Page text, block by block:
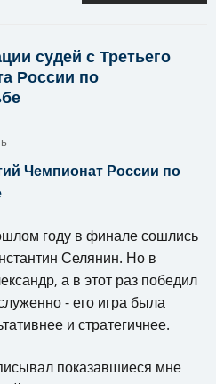
судей с Третьего
России по
Чемпионат России по
году в финале сошлись
Селянин. Но в
а в этот раз победил
- его игра была
и стратегичнее.
показавшиеся мне